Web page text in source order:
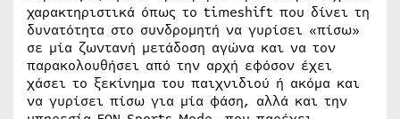
χαρακτηριστικά όπως το timeshift που δίνει τη
δυνατότητα στο συνδρομητή να γυρίσει «πίσω»
σε μία ζωντανή μετάδοση αγώνα και να τον
παρακολουθήσει από την αρχή εφόσον έχει
χάσει το ξεκίνημα του παιχνιδιού ή ακόμα και
να γυρίσει πίσω για μία φάση, αλλά και την